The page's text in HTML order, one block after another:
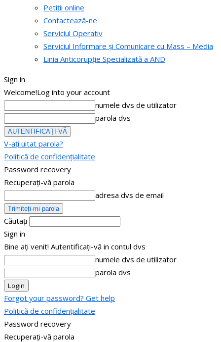
Petiții online
Contactează-ne
Serviciul Operativ
Serviciul Informare și Comunicare cu Mass – Media
Linia Anticorupție Specializată a AND
Sign in
Welcome!Log into your account
numele dvs de utilizator
parola dvs
V-ați uitat parola?
Politică de confidențialitate
Password recovery
Recuperați-vă parola
adresa dvs de email
Căutați
Sign in
Bine ați venit! Autentificați-vă in contul dvs
numele dvs de utilizator
parola dvs
Forgot your password? Get help
Politică de confidențialitate
Password recovery
Recuperați-vă parola